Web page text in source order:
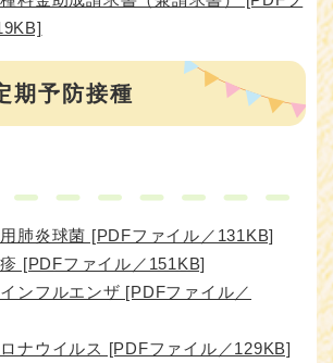
期予防接種
肺炎球菌 [PDFファイル／131KB]
[PDFファイル／151KB]
ンフルエンザ [PDFファイル／
ナウイルス [PDFファイル／129KB]